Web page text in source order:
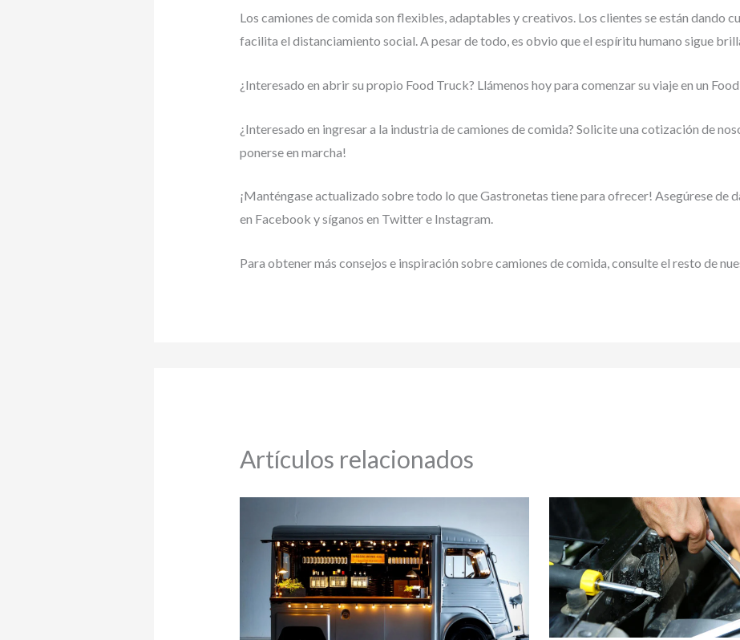
Los camiones de comida son flexibles, adaptables y creativos. Los clientes se están dando
facilita el distanciamiento social. A pesar de todo, es obvio que el espíritu humano sigue
¿Interesado en abrir su propio Food Truck? Llámenos hoy para comenzar su viaje en un
¿Interesado en ingresar a la industria de camiones de comida? Solicite una cotización de
ponerse en marcha!
¡Manténgase actualizado sobre todo lo que Gastronetas tiene para ofrecer! Asegúrese de
en Facebook y síganos en Twitter e Instagram.
Para obtener más consejos e inspiración sobre camiones de comida, consulte el resto de
Artículos relacionados